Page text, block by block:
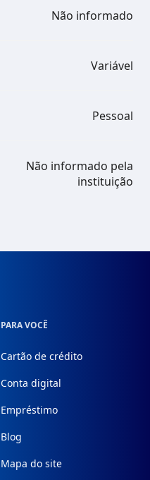
Não informado
Variável
Pessoal
Não informado pela
instituição
PARA VOCÊ
Cartão de crédito
Conta digital
Empréstimo
Blog
Mapa do site